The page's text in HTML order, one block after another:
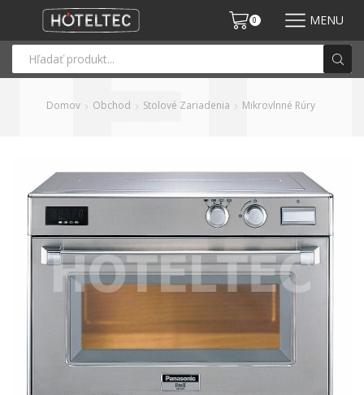
0 MENU
Domov Obchod Stolové Zariadenia Mikrovlnné Rúry